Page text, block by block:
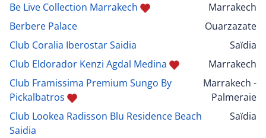
Be Live Collection Marrakech
Marrakech
Berbere Palace
Ouarzazate
Club Coralia Iberostar Saidia
Saïdia
Club Eldorador Kenzi Agdal Medina
Marrakech
Club Framissima Premium Sungo By
Pickalbatros
Marrakech -
Palmeraie
Club Lookea Radisson Blu Residence Beach
Saidia
Saïdia